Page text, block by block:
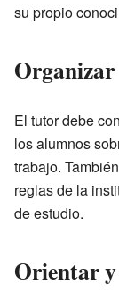
su propio
Organizar
El tutor debe
los alumnos
trabajo.
reglas de la
de estudio.
Orientar